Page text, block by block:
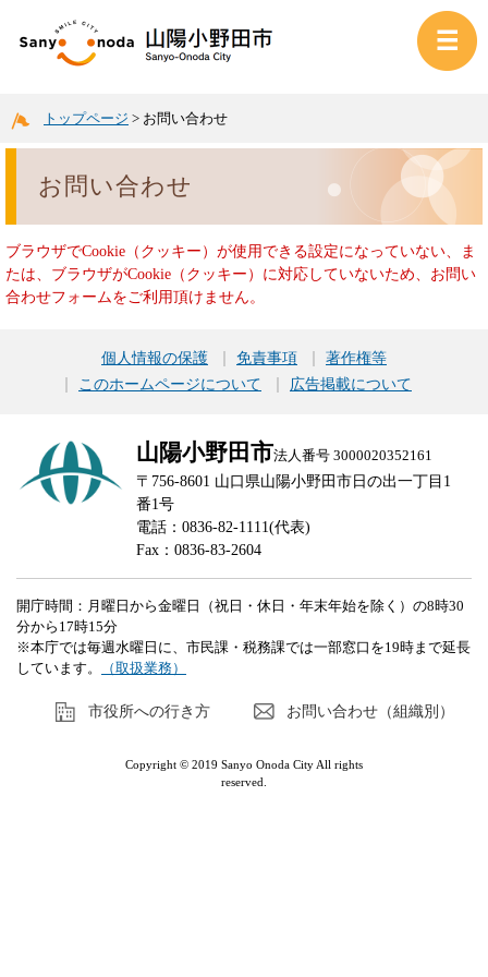
トップページ > お問い合わせ
お問い合わせ
ブラウザでCookie（クッキー）が使用できる設定になっていない、ま
たは、ブラウザがCookie（クッキー）に対応していないため、お問い
合わせフォームをご利用頂けません。
個人情報の保護 免責事項
著作権等
このホームページについて
広告掲載について
山陽小野田市法人番号 3000020352161
〒756-8601 山口県山陽小野田市日の出一丁目1
番1号
電話：0836-82-1111(代表)
Fax：0836-83-2604
開庁時間：月曜日から金曜日（祝日・休日・年末年始を除く）の8時30
分から17時15分
※本庁では毎週水曜日に、市民課・税務課では一部窓口を19時まで延長
しています。
（取扱業務）
市役所への行き方 お問い合わせ（組織別）
Copyright © 2019 Sanyo Onoda City All rights
reserved.